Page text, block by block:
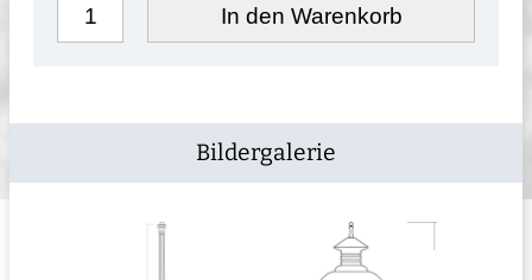
In den Warenkorb
Bildergalerie